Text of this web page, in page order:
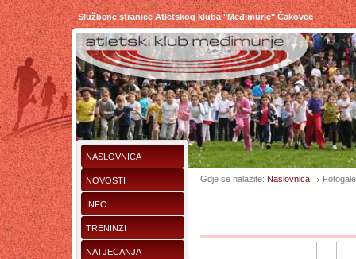
Službene stranice Atletskog kluba "Međimurje" Čakovec
NASLOVNICA
NOVOSTI
INFO
TRENINZI
NATJECANJA
Gdje se nalazite: Naslovnica